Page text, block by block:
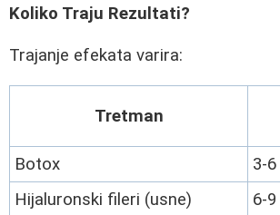
Koliko Traju Rezultati?
Trajanje efekata varira:
Tretman
Botox
3-
Hijaluronski fileri (usne)
6-